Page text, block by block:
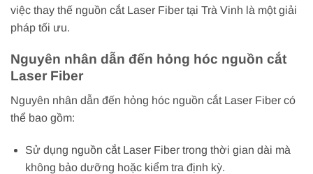
việc thay thế nguồn cắt Laser Fiber tại Trà Vinh là một giải
pháp tối ưu.
Nguyên nhân dẫn đến hỏng hóc nguồn cắt
Laser Fiber
Nguyên nhân dẫn đến hỏng hóc nguồn cắt Laser Fiber có
thể bao gồm:
Sử dụng nguồn cắt Laser Fiber trong thời gian dài mà
không bảo dưỡng hoặc kiểm tra định kỳ.